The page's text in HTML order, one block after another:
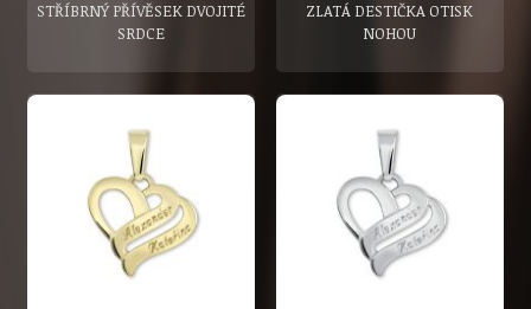
STŘÍBRNÝ PŘÍVĚSEK DVOJITÉ
SRDCE
ZLATÁ DESTIČKA OTISK
NOHOU